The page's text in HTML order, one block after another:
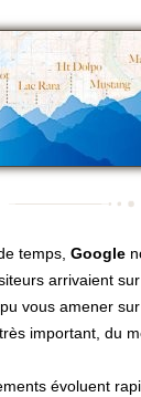
temps, Google
arrivaient
vous amener
important, du
évoluent